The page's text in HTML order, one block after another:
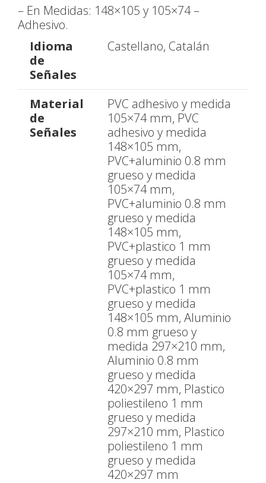
– En Medidas: 148×105 y 105×74 –
Adhesivo.
Idioma
de
Señales
Castellano, Catalán
Material
de
Señales
PVC adhesivo y medida
105×74 mm, PVC
adhesivo y medida
148×105 mm,
PVC+aluminio 0.8 mm
grueso y medida
105×74 mm,
PVC+aluminio 0.8 mm
grueso y medida
148×105 mm,
PVC+plastico 1 mm
grueso y medida
105×74 mm,
PVC+plastico 1 mm
grueso y medida
148×105 mm, Aluminio
0.8 mm grueso y
medida 297×210 mm,
Aluminio 0.8 mm
grueso y medida
420×297 mm, Plastico
poliestileno 1 mm
grueso y medida
297×210 mm, Plastico
poliestileno 1 mm
grueso y medida
420×297 mm